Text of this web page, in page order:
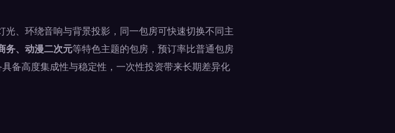
、环绕音响与背景投影，同一包房可快速切换不同主
务、动漫二次元等特色主题的包房，预订率比普通包房
备高度集成性与稳定性，一次性投资带来长期差异化